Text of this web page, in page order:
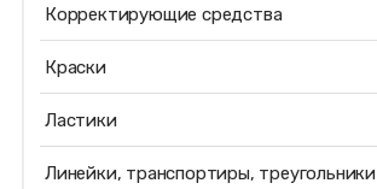
Корректирующие средства
Краски
Ластики
Линейки, транспортиры, треугольники